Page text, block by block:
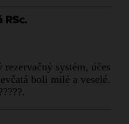
RSc.
systém, účes
boli milé a veselé.